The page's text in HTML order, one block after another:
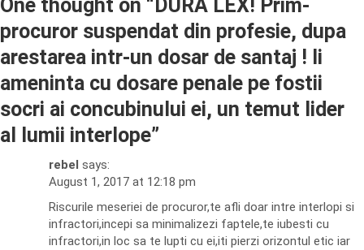
One thought on “ DURA LEX! Prim-
procuror suspendat din profesie, dupa
arestarea intr-un dosar de santaj ! Ii
ameninta cu dosare penale pe fostii
socri ai concubinului ei, un temut lider
al lumii interlope”
rebel says:
August 1, 2017 at 12:18 pm
Riscurile meseriei de procuror,te afli doar intre interlopi si
infractori,incepi sa minimalizezi faptele,te iubesti cu
infractori,in loc sa te lupti cu ei,iti pierzi orizontul etic iar